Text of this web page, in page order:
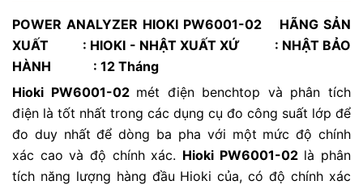
POWER ANALYZER HIOKI PW6001-02
HÃNG SẢN
XUẤT : HIOKI - NHẬT XUẤT XỨ : NHẬT BẢO
HÀNH
: 12 Tháng
Hioki PW6001-02 mét điện benchtop và phân tích
điện là tốt nhất trong các dụng cụ đo công suất lớp để
đo duy nhất để dòng ba pha với một mức độ chính
xác cao và độ chính xác. Hioki PW6001-02là phân
tích năng lượng hàng đầu Hioki của, có độ chính xác